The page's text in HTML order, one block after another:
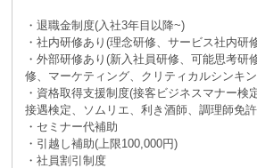
・退職金制度(入社3年目以降~)
・社内研修あり(理念研修、サービス社内研
・外部研修あり(新入社員研修、可能思考研
修、マーケティング、クリティカルシンキ
・資格取得支援制度(接客ビジネスマナー検
接遇検定、ソムリエ、利き酒師、調理師免
・セミナー代補助
・引越し補助(上限100,000円)
・社員割引制度